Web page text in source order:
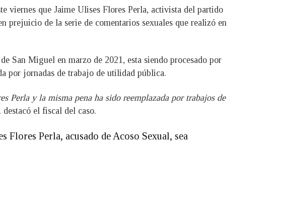
viernes que Jaime Ulises Flores Perla, activista del partido
prejuicio de la serie de comentarios sexuales que realizó en
San Miguel en marzo de 2021, esta siendo procesado por
por jornadas de trabajo de utilidad pública.
Perla y la misma pena ha sido reemplazada por trabajos de
destacó el fiscal del caso.
Flores Perla, acusado de Acoso Sexual, sea